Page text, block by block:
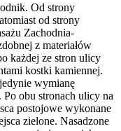
Od strony
od strony
Zachodnia-
z materiałów
każdej ze stron ulicy
kostki kamiennej.
wymianę
obu stronach ulicy na
postojowe wykonane
zielone. Nasadzone